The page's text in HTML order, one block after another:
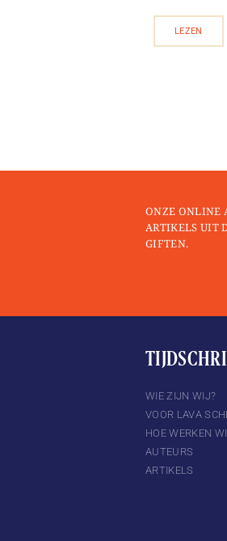
LEZEN
ONZE ONLINE
ARTIKELS UIT
GIFTEN.
WIE ZIJN WIJ?
VOOR LAVA
HOE WERKEN
AUTEURS
ARTIKELS